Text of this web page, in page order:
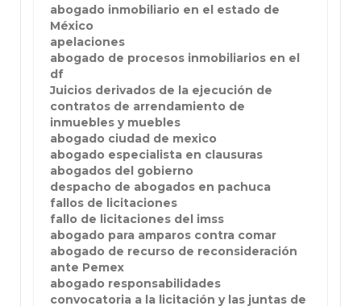
abogado inmobiliario en el estado de
México
apelaciones
abogado de procesos inmobiliarios en el
df
Juicios derivados de la ejecución de
contratos de arrendamiento de
inmuebles y muebles
abogado ciudad de mexico
abogado especialista en clausuras
abogados del gobierno
despacho de abogados en pachuca
fallos de licitaciones
fallo de licitaciones del imss
abogado para amparos contra comar
abogado de recurso de reconsideración
ante Pemex
abogado responsabilidades
convocatoria a la licitación y las juntas de